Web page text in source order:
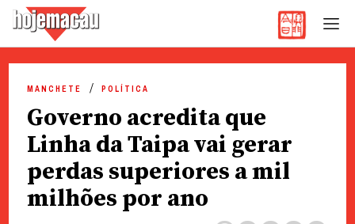
content
MANCHETE POLÍTICA
Governo acredita que
Linha da Taipa vai gerar
perdas superiores a mil
milhões por ano